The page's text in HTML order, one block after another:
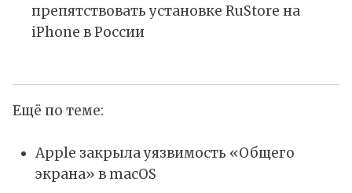
препятствовать установке RuStore на
iPhone в России
Ещё по теме:
Apple закрыла уязвимость «Общего
экрана» в macOS